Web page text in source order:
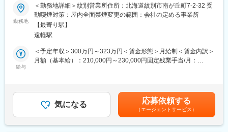
・入社1カ月以降 ： 慣れてきたら独り立ち。既存のお客様をメイ
ンに訪問します。
★困ったら先輩社員に相談しやすい雰囲気です！
・入社後は、医薬品販売の専門知識を身につけるために、登録販
売者資格を取得していただきます。（取得率90％以上）
■働き方：
・基本土日祝休み／年3回の大型連休あり
■職務内容：
担当エリアのお客様（個人宅や企業）へ訪問し、配置薬（お薬
箱）や健康食品の提案をお任せします。
※既に、取引のあるお客様先を訪問するスタイルです。
＜仕事の流れ＞
配置薬や健康食品、サプリメントの使用頻度に合わせて、1～6ヵ
へ訪問をします。
・配置薬や健康食品の期限管理
勤務地
＜勤務地詳細＞紋別営業所住所：北海道紋別市南が丘町7-2-32 受
動喫煙対策：屋内全面禁煙変更の範囲：会社の定める事業所
【最寄り駅】
遠軽駅
給与
＜予定年収＞300万円～323万円＜賃金形態＞月給制＜賃金内訳＞
月額（基本給）：210,000円～230,000円固定残業手当/月：
年収は当社規定に基づき、年齢や経験に応じて決定します。・昇
給：年1回（4月）＜モデル給与＞※入社3年目平均基本給＋各種手
当＋業績連動給→総支給月額344,141円※業績連動給：月の予算達
成や売り上げに対して支払われます賃金はあくまでも目安の金額
気になる 応募依頼する
（エージェントサービス）